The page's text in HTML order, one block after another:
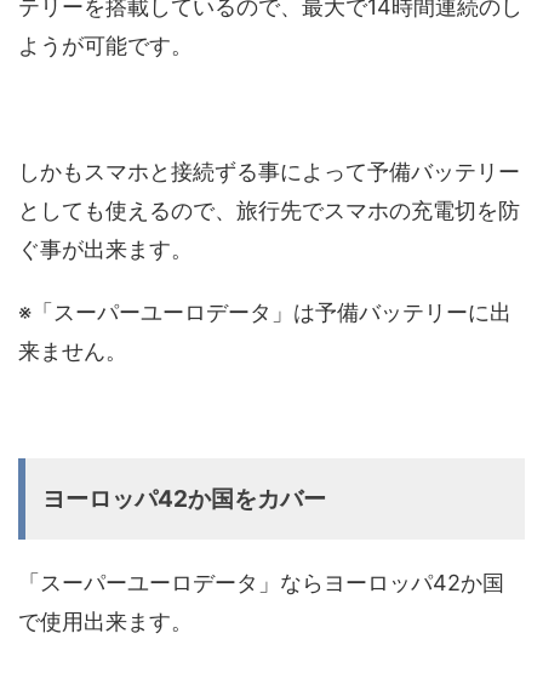
テリーを搭載しているので、最大で14時間連続のし
ようが可能です。
しかもスマホと接続ずる事によって予備バッテリー
としても使えるので、旅行先でスマホの充電切を防
ぐ事が出来ます。
※「スーパーユーロデータ」は予備バッテリーに出
来ません。
ヨーロッパ42か国をカバー
「スーパーユーロデータ」ならヨーロッパ42か国
で使用出来ます。